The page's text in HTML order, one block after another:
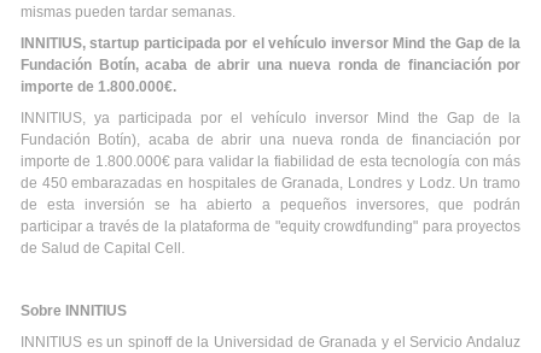
mismas pueden tardar semanas.
INNITIUS, startup participada por el vehículo inversor Mind the Gap de la
Fundación Botín, acaba de abrir una nueva ronda de financiación por
importe de 1.800.000€.
INNITIUS, ya participada por el vehículo inversor Mind the Gap de la
Fundación Botín), acaba de abrir una nueva ronda de financiación por
importe de 1.800.000€ para validar la fiabilidad de esta tecnología con más
de 450 embarazadas en hospitales de Granada, Londres y Lodz. Un tramo
de esta inversión se ha abierto a pequeños inversores, que podrán
participar a través de la plataforma de "equity crowdfunding" para proyectos
de Salud de Capital Cell.
Sobre INNITIUS
INNITIUS es un spinoff de la Universidad de Granada y el Servicio Andaluz